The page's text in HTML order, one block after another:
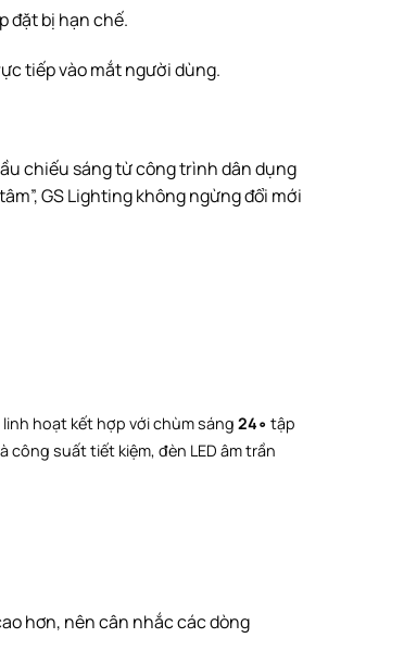
đặt bị hạn chế.
tiếp vào mắt người dùng.
chiếu sáng từ công trình dân dụng
GS Lighting không ngừng đổi mới
linh hoạt kết hợp với chùm sáng 24∘ tập
công suất tiết kiệm, đèn LED âm trần
hơn, nên cân nhắc các dòng